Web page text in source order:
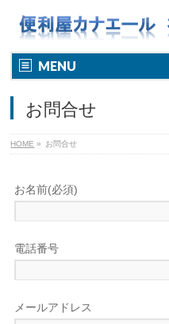
MENU
お問合せ
HOME » お問合せ
お名前(必須)
電話番号
メールアドレス